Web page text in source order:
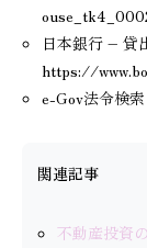
日本銀行 – 貸
https://
e-Gov法令検
関連記事
不動産投資